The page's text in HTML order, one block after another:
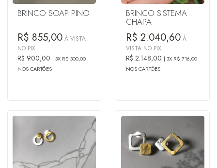
BRINCO SOAP PINO
R$ 855,00 À VISTA
NO PIX
R$ 900,00
3X R$ 300,00
NOS CARTÕES
BRINCO SISTEMA
CHAPA
R$ 2.040,60 À
VISTA NO PIX
R$ 2.148,00
3X R$ 716,00
NOS CARTÕES